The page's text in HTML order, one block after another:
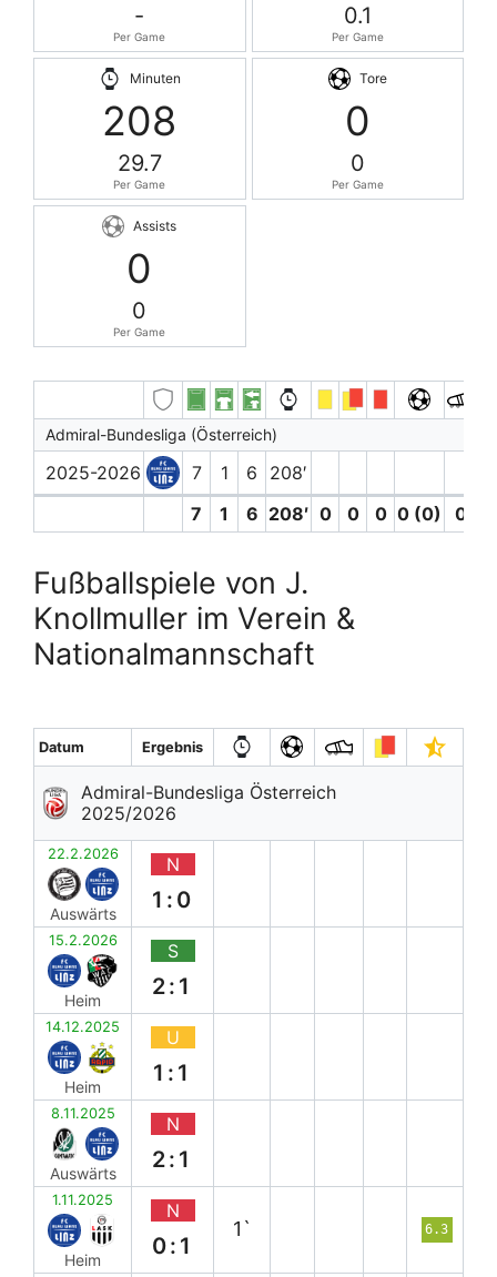
-
Per Game
0.1
Per Game
Minuten
208
29.7
Per Game
Tore
0
0
Per Game
Assists
0
0
Per Game
Admiral-Bundesliga (Österreich)
2025-2026 7 1 6
208′
7
1 6 208′ 0 0 0 0 (0) 0
Fußballspiele von J.
Knollmuller im Verein &
Nationalmannschaft
Datum Ergebnis
Admiral-Bundesliga Österreich
2025/2026
22.2.2026
Auswärts
N
1:0
15.2.2026
Heim
S
2:1
14.12.2025
Heim
U
1:1
8.11.2025
Auswärts
N
2:1
1.11.2025
Heim
N
0:1
1` 6.3